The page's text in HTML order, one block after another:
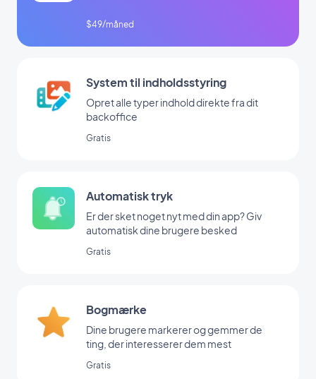
$49/måned
System til indholdsstyring
Opret alle typer indhold direkte fra dit
backoffice
Gratis
Automatisk tryk
Er der sket noget nyt med din app? Giv
automatisk dine brugere besked
Gratis
Bogmærke
Dine brugere markerer og gemmer de
ting, der interesserer dem mest
Gratis